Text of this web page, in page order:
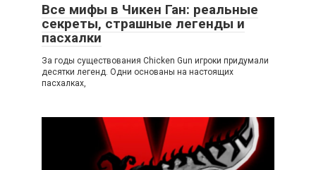
Все мифы в Чикен Ган: реальные
секреты, страшные легенды и
пасхалки
За годы существования Chicken Gun игроки придумали
десятки легенд. Одни основаны на настоящих
пасхалках,